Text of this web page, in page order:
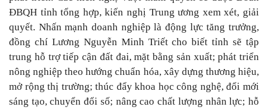
ĐBQH tỉnh tổng hợp, kiến nghị Trung ương xem xét, giải
quyết. Nhấn mạnh doanh nghiệp là động lực tăng trưởng,
đồng chí Lương Nguyễn Minh Triết cho biết tỉnh sẽ tập
trung hỗ trợ tiếp cận đất đai, mặt bằng sản xuất; phát triển
nông nghiệp theo hướng chuẩn hóa, xây dựng thương hiệu,
mở rộng thị trường; thúc đẩy khoa học công nghệ, đổi mới
sáng tạo, chuyển đổi số; nâng cao chất lượng nhân lực; hỗ